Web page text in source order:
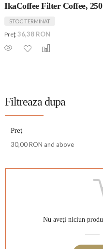
IkaCoffee Filter Coffee,
STOC TERMINAT
Preţ:36,38 RON
Filtreaza dupa
Preţ
30,00 RON and above
Nu aveţi niciun